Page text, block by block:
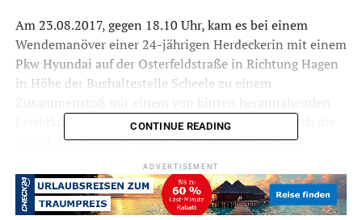
Am 23.08.2017, gegen 18.10 Uhr, kam es bei einem
Wendemanöver einer 24-jährigen Herdeckerin mit einem
Pkw Hyundai auf der Osterfeldstraße in Richtung Hagen
in Höhe der Bushaltestelle Scheele zu einem
Leichtkraftrad eines 18-jährigen Wetteraners. Durch die
Wucht des Aufpralls wurde der Kradfahrer über die
Motorhaube des Pkw hinweg auf die Fahrbahn
geschleudert und verletzte sich leicht. Er wurde mit
einem Rettungswagen in ein Krankenhaus gebracht.
CONTINUE READING
ADVERTISEMENT